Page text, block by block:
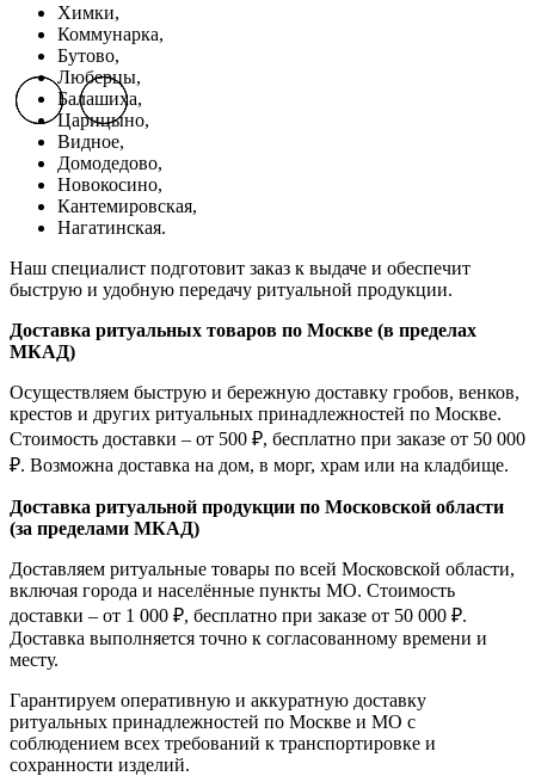
Химки,
Коммунарка,
Бутово,
Люберцы,
Балашиха,
Царицыно,
Видное,
Домодедово,
Новокосино,
Кантемировская,
Нагатинская.
Наш специалист подготовит заказ к выдаче и обеспечит
быструю и удобную передачу ритуальной продукции.
Доставка ритуальных товаров по Москве (в пределах
МКАД)
Осуществляем быструю и бережную доставку гробов, венков,
крестов и других ритуальных принадлежностей по Москве.
Стоимость доставки – от 500 ₽, бесплатно при заказе от 50 000
₽. Возможна доставка на дом, в морг, храм или на кладбище.
Доставка ритуальной продукции по Московской области
(за пределами МКАД)
Доставляем ритуальные товары по всей Московской области,
включая города и населённые пункты МО. Стоимость
доставки – от 1 000 ₽, бесплатно при заказе от 50 000 ₽.
Доставка выполняется точно к согласованному времени и
месту.
Гарантируем оперативную и аккуратную доставку
ритуальных принадлежностей по Москве и МО с
соблюдением всех требований к транспортировке и
сохранности изделий.
Previous slide
Next slide
Previous slide
Next slide
Previous slide
Next slide